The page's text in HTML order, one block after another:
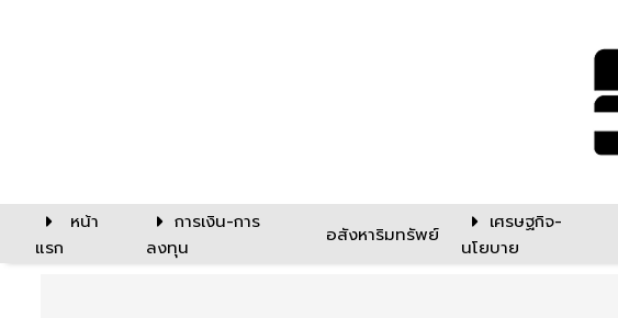
หน้า
แรก
การเงิน-การ
ลงทุน
อสังหาริมทรัพย์
เศรษฐกิจ-
นโยบาย